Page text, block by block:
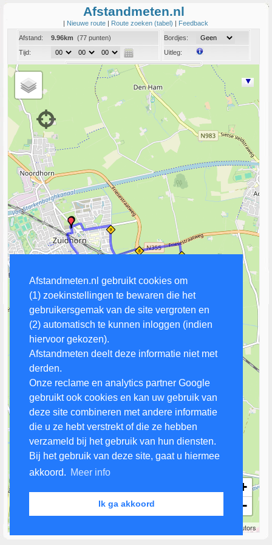
Afstandmeten.nl gebruikt cookies om
(1) zoekinstellingen te bewaren die het
gebruikersgemak van de site vergroten en
(2) automatisch te kunnen inloggen (indien
hiervoor gekozen).
Afstandmeten deelt deze informatie niet met
derden.
Onze reclame en analytics partner Google
gebruikt ook cookies en kan uw gebruik van
deze site combineren met andere informatie
die u ze hebt verstrekt of die ze hebben
verzameld bij het gebruik van hun diensten.
Bij het gebruik van deze site, gaat u hiermee
akkoord. Meer info
Ik ga akkoord
Afstandmeten.nl
| Nieuwe route | Route zoeken (tabel) | Feedback
Afstand:
9.96km (77 punten)
Tijd:
Bordjes:
Uitleg:
Link naar deze route
+
−
contributors